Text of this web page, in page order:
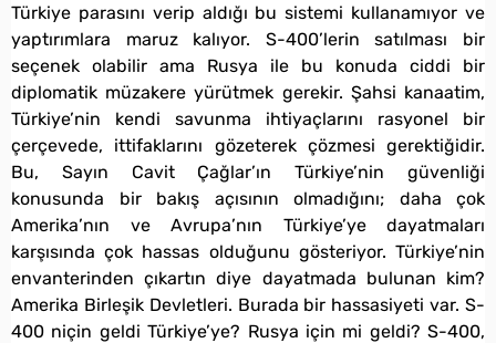
Türkiye parasını verip aldığı bu sistemi kullanamıyor ve
yaptırımlara maruz kalıyor. S-400’lerin satılması bir
seçenek olabilir ama Rusya ile bu konuda ciddi bir
diplomatik müzakere yürütmek gerekir. Şahsi kanaatim,
Türkiye’nin kendi savunma ihtiyaçlarını rasyonel bir
çerçevede, ittifaklarını gözeterek çözmesi gerektiğidir.
Bu, Sayın Cavit Çağlar’ın Türkiye’nin güvenliği
konusunda bir bakış açısının olmadığını; daha çok
Amerika’nın ve Avrupa’nın Türkiye’ye dayatmaları
karşısında çok hassas olduğunu gösteriyor. Türkiye’nin
envanterinden çıkartın diye dayatmada bulunan kim?
Amerika Birleşik Devletleri. Burada bir hassasiyeti var. S-
400 niçin geldi Türkiye’ye? Rusya için mi geldi? S-400,